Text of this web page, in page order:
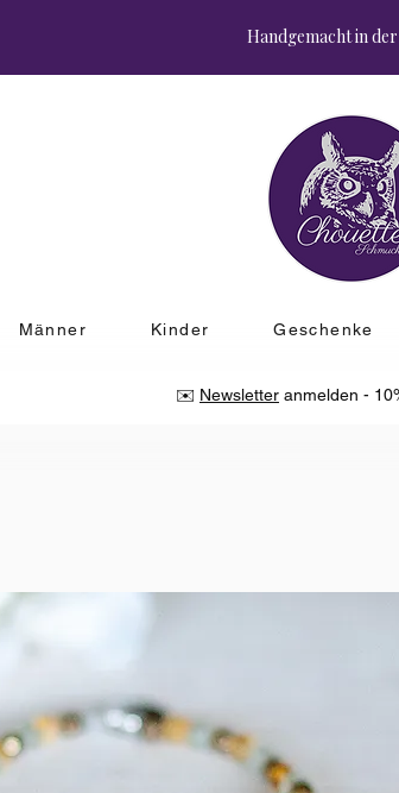
Handgemacht in
Männer Kinder Geschenke
✉️ Newsletter anmelden -